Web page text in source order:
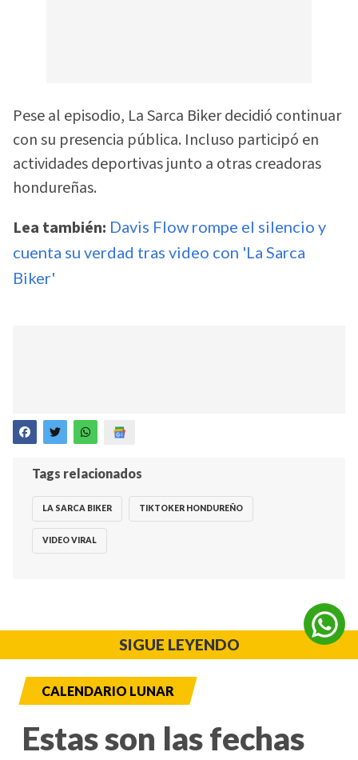
Pese al episodio, La Sarca Biker decidió continuar
con su presencia pública. Incluso participó en
actividades deportivas junto a otras creadoras
hondureñas.
Lea también: Davis Flow rompe el silencio y
cuenta su verdad tras video con 'La Sarca
Biker'
Tags relacionados
LA SARCA BIKER TIKTOKER HONDUREÑO
VIDEO VIRAL
SIGUE LEYENDO
CALENDARIO LUNAR
Estas son las fechas